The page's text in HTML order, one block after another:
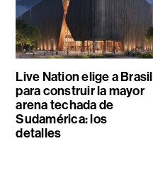
Live Nation elige a Brasil
para construir la mayor
arena techada de
Sudamérica: los
detalles